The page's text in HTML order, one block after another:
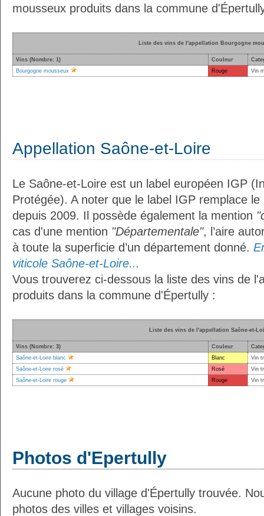
mousseux produits dans la commune
Liste des vins de l'appellation Bourgogne
Vins (Nombre: 1) Couleur
Bourgogne mousseux
Rouge Vin
Appellation Saône-et-Loire
Le Saône-et-Loire est un label européen IGP
Protégée). A noter que le label IGP remplace
depuis 2009. Il possède également la mention
cas d'une mention "Départementale", l’aire
à toute la superficie d’un département donné.
viticole Saône-et-Loire...
Vous trouverez ci-dessous la liste des vins de
produits dans la commune d'Épertully :
Liste des vins de l'appellation Saône-et-
Vins (Nombre: 3) Couleur
Saône-et-Loire blanc
Blanc
Vin
Saône-et-Loire rosé
Rosé
Vin
Saône-et-Loire rouge
Rouge Vin
Photos d'Epertully
Aucune photo du village d'Épertully trouvée.
photos des villes et villages voisins.